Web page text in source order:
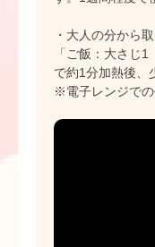
・大人の分から
「ご飯：大さじ
で約1分加熱後、
※電子レンジでの